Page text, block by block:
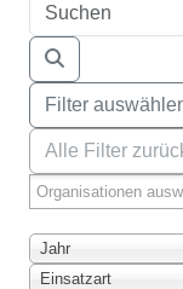
Filter
Alle Filter
Jahr
Einsatzart